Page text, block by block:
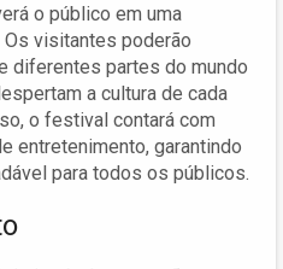
o público em uma
Os visitantes poderão
diferentes partes do mundo
a cultura de cada
o festival contará com
entretenimento, garantindo
para todos os públicos.